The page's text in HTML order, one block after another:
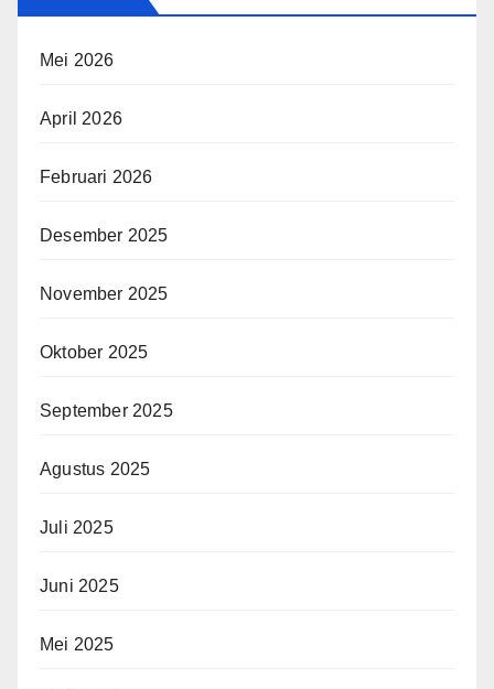
Mei 2026
April 2026
Februari 2026
Desember 2025
November 2025
Oktober 2025
September 2025
Agustus 2025
Juli 2025
Juni 2025
Mei 2025